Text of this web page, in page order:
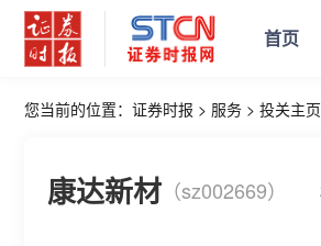
首页
您当前的位置： 证券时报 > 服务 > 投关主页
康达新材 （sz002669）